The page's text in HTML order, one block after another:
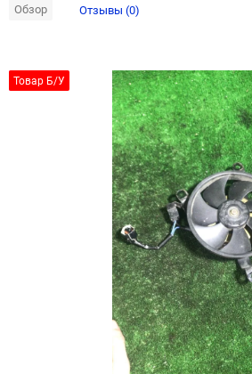
Обзор Отзывы (0)
Товар Б/У